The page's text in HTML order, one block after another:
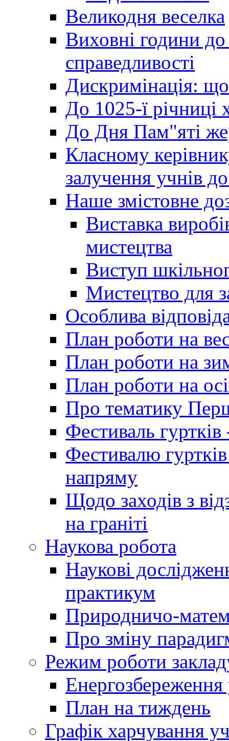
Великодня веселка
Виховні години до
справедливості
Дискримінація:
До 1025-ї річниці
До Дня Пам"яті
Класному
залучення учнів
Наше змістовне
Виставка
мистецтва
Виступ
Мистецтво для
Особлива
План роботи на
План роботи на
План роботи на
Про тематику
Фестиваль
Фестивалю
напряму
Щодо заходів з
на граніті
Наукова робота
Наукові
практикум
Природничо-
Про зміну
Режим роботи
Енергозбереження
План на тиждень
Графік харчування